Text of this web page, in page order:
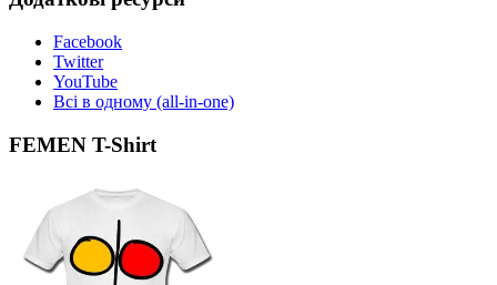
Facebook
Twitter
YouTube
Всі в одному (all-in-one)
FEMEN T-Shirt